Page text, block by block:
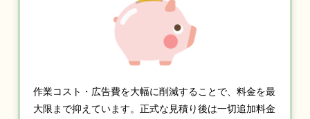
作業コスト・広告費を大幅に削減することで、料金を最
大限まで抑えています。正式な見積り後は一切追加料金